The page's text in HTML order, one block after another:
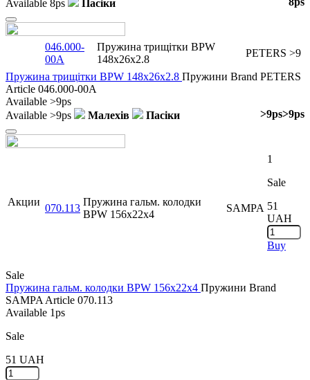
Available 8ps Пасіки
Close
046.000-
00A
Пружина трищітки BPW
148x26x2.8
PETERS >9
Пружина трищітки BPW 148x26x2.8 Пружини Brand PETERS
Article 046.000-00A
Available >9ps
Available >9ps Малехів >9ps
Пасіки >9ps
Close
Акции
070.113
Пружина гальм. колодки
BPW 156x22x4
SAMPA
1
Sale
51
UAH
Buy
Sale
Пружина гальм. колодки BPW 156x22x4 Пружини Brand
SAMPA Article 070.113
Available 1ps
Sale
51 UAH